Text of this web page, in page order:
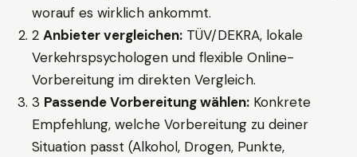
worauf es wirklich ankommt.
2 Anbieter vergleichen: TÜV/DEKRA, lokale
Verkehrspsychologen und flexible Online-
Vorbereitung im direkten Vergleich.
3 Passende Vorbereitung wählen: Konkrete
Empfehlung, welche Vorbereitung zu deiner
Situation passt (Alkohol, Drogen, Punkte,